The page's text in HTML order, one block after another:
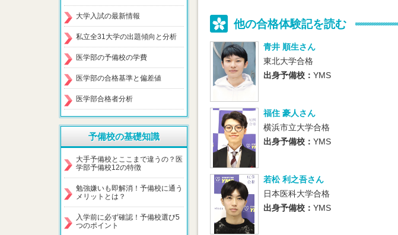
他の合格体験記を読む
青井 順生さん
東北大学合格
出身予備校： YMS
福住 豪人さん
横浜市立大学合格
出身予備校： YMS
若松 利之吾さん
日本医科大学合格
出身予備校： YMS
大学入試の最新情報
私立全31大学の出題傾向と分析
医学部の予備校の学費
医学部の合格基準と偏差値
医学部合格者分析
予備校の基礎知識
大手予備校とここまで違うの？医
学部予備校12の特徴
勉強嫌いも即解消！予備校に通う
メリットとは？
入学前に必ず確認！予備校選び5
つのポイント